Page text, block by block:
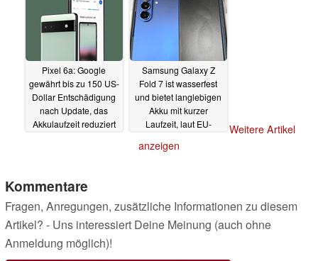
Pixel 6a: Google
gewährt bis zu 150 US-
Dollar Entschädigung
nach Update, das
Akkulaufzeit reduziert
Samsung Galaxy Z
Fold 7 ist wasserfest
und bietet langlebigen
Akku mit kurzer
Laufzeit, laut EU-
Weitere Artikel
anzeigen
Kommentare
Fragen, Anregungen, zusätzliche Informationen zu diesem
Artikel? - Uns interessiert Deine Meinung (auch ohne
Anmeldung möglich)!